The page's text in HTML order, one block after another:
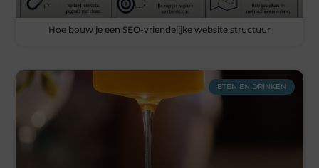
Hoe bouw je een SEO-vriendelijke website structuur
ETEN EN DRINKEN